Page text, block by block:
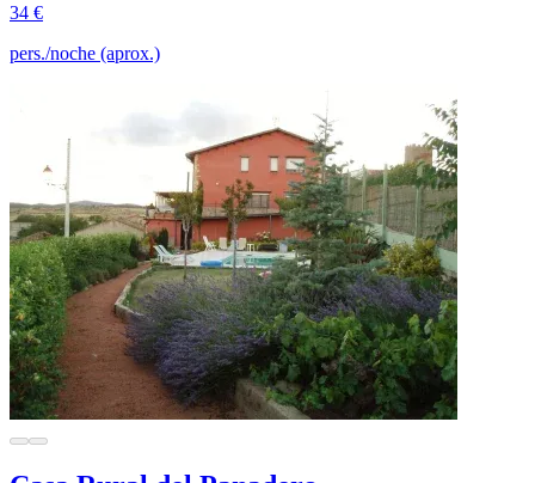
34 €
pers./noche (aprox.)